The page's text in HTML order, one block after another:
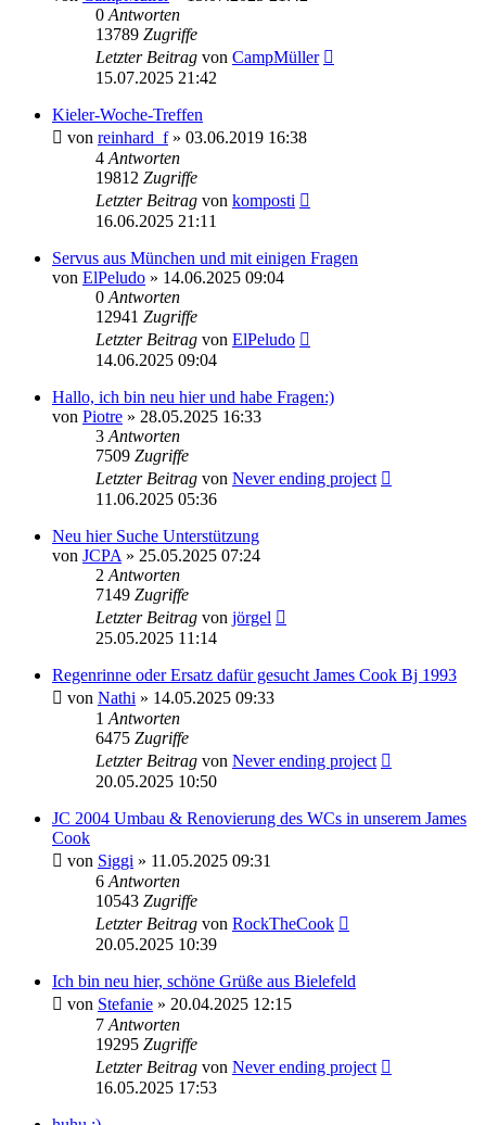
0 Antworten
13789 Zugriffe
Letzter Beitrag von CampMüller
15.07.2025 21:42
Kieler-Woche-Treffen
von reinhard_f» 03.06.2019 16:38
4 Antworten
19812 Zugriffe
Letzter Beitrag von komposti
16.06.2025 21:11
Servus aus München und mit einigen Fragen
von ElPeludo » 14.06.2025 09:04
0 Antworten
12941 Zugriffe
Letzter Beitrag von ElPeludo
14.06.2025 09:04
Hallo, ich bin neu hier und habe Fragen:)
von Piotre » 28.05.2025 16:33
3 Antworten
7509 Zugriffe
Letzter Beitrag von Never ending project
11.06.2025 05:36
Neu hier Suche Unterstützung
von JCPA » 25.05.2025 07:24
2 Antworten
7149 Zugriffe
Letzter Beitrag von jörgel
25.05.2025 11:14
Regenrinne oder Ersatz dafür gesucht James Cook Bj 1993
von Nathi » 14.05.2025 09:33
1 Antworten
6475 Zugriffe
Letzter Beitrag von Never ending project
20.05.2025 10:50
JC 2004 Umbau & Renovierung des WCs in unserem James
Cook
von Siggi » 11.05.2025 09:31
6 Antworten
10543 Zugriffe
Letzter Beitrag von RockTheCook
20.05.2025 10:39
Ich bin neu hier, schöne Grüße aus Bielefeld
von Stefanie » 20.04.2025 12:15
7 Antworten
19295 Zugriffe
Letzter Beitrag von Never ending project
16.05.2025 17:53